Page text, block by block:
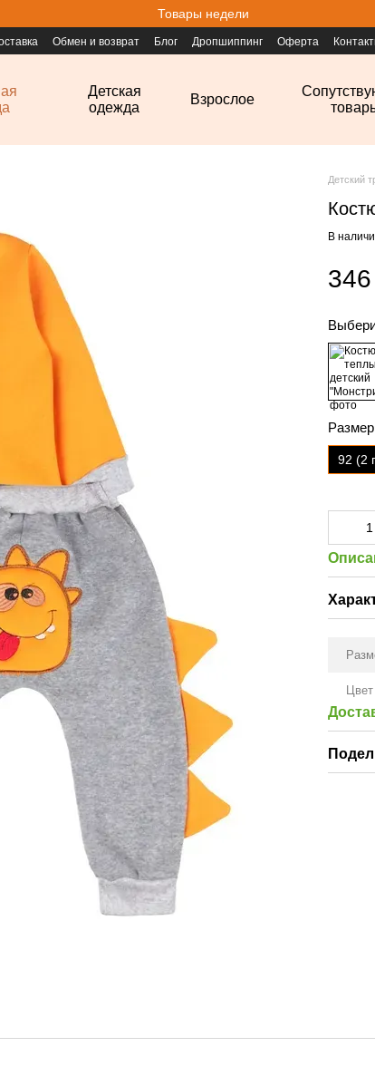
Товары недели
Обмен и возврат Блог Дропшиппинг Оферта
Детская
одежда
Взрослое
Детский
В
346
Размер
92 (2
Цвет